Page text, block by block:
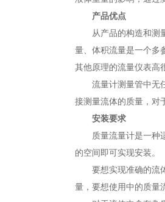
产品优点
从产品的构造和测量
量、体积流量是一个多
其他原理的流量仪表高
流量计测量管中无任
接测量流体的质量，对
安装要求
质量流量计是一种适
的空间即可实现安装。
要想实现准确的流体
量，要想使用中的质量